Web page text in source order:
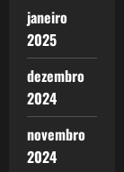
janeiro
2025
dezembro
2024
novembro
2024